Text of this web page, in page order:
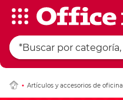
Artículos y accesorios de oficina